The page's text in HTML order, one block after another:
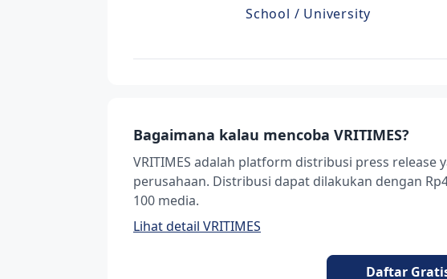
School / University
Bagaimana kalau mencoba VRITIMES?
VRITIMES adalah platform distribusi press release
perusahaan. Distribusi dapat dilakukan dengan
100 media.
Lihat detail VRITIMES
Daftar